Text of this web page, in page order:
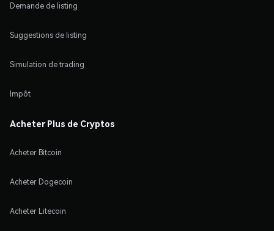
Demande de listing
Suggestions de listing
Simulation de trading
Impôt
Acheter Plus de Cryptos
Acheter Bitcoin
Acheter Dogecoin
Acheter Litecoin